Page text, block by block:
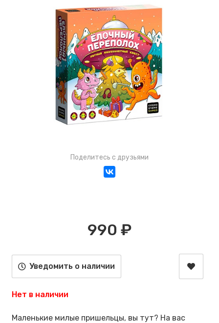
Поделитесь с друзьями
990 ₽
Уведомить о наличии
Нет в наличии
Маленькие милые пришельцы, вы тут? На вас